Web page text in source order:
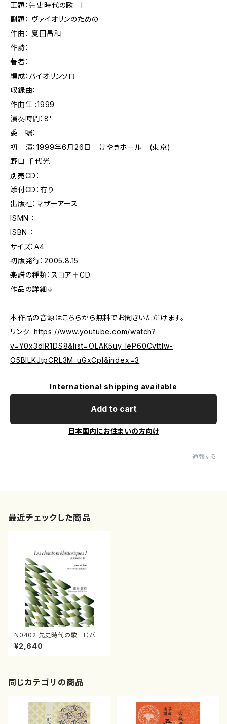
正題：先史時代の歌 I
副題： ヴァイオリンのための
作曲： 夏田昌和
作詩：
著者：
編成：バイオリンソロ
収録曲：
作曲年 :1999
演奏時間：8'
委 嘱：
初 演：1999年6月26日 けやきホール (東京)
野口 千代光
別売CD：
添付CD：有り
出版社：マザーアース
ISMN ：
ISBN ：
サイズ：A4
初版発行：2005.8.15
楽譜の種類：スコア＋CD
作品の詳細↓
本作品の音源はこちらから無料でお聞きいただけます。
リンク: https://www.youtube.com/watch?
v=Y0x3dlR1DS8&list=OLAK5uy_leP60CvttIw-
O5BILKJtpCRL3M_uGxCpI&index=3
International shipping available
Add to cart
日本国内にお住まいの方向け
通報する
最近チェックした商品
N0402 先史時代の歌 I（バイ
オリンソロ/夏田昌和/楽譜CD）
¥2,640
同じカテゴリの商品